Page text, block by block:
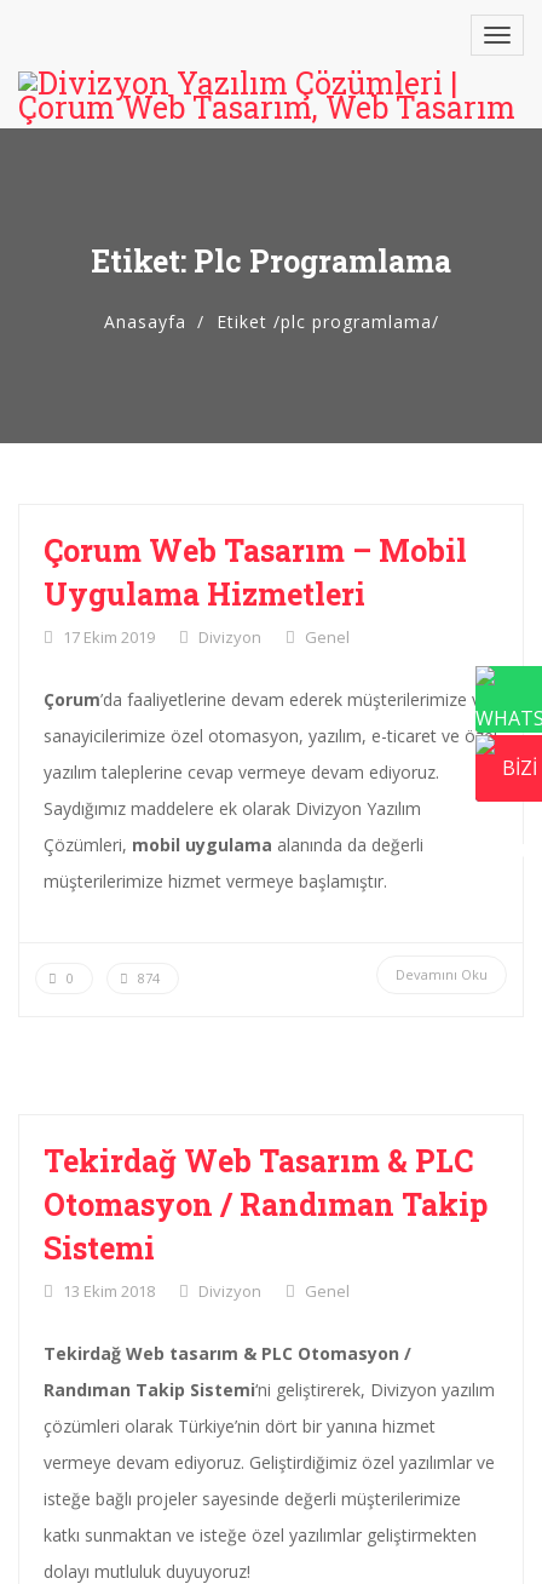
Etiket: Plc Programlama
Anasayfa Etiket /plc programlama/
Çorum Web Tasarım – Mobil
Uygulama Hizmetleri
17 Ekim 2019 Divizyon Genel
Çorum’da faaliyetlerine devam ederek müşterilerimize ve
sanayicilerimize özel otomasyon, yazılım, e-ticaret ve özel
yazılım taleplerine cevap vermeye devam ediyoruz.
Saydığımız maddelere ek olarak Divizyon Yazılım
Çözümleri, mobil uygulama alanında da değerli
müşterilerimize hizmet vermeye başlamıştır.
Devamını Oku
0 874
Tekirdağ Web Tasarım & PLC
Otomasyon / Randıman Takip
Sistemi
13 Ekim 2018 Divizyon Genel
Tekirdağ Web tasarım & PLC Otomasyon /
Randıman Takip Sistemi‘ni geliştirerek, Divizyon yazılım
çözümleri olarak Türkiye’nin dört bir yanına hizmet
vermeye devam ediyoruz. Geliştirdiğimiz özel yazılımlar ve
isteğe bağlı projeler sayesinde değerli müşterilerimize
katkı sunmaktan ve isteğe özel yazılımlar geliştirmekten
dolayı mutluluk duyuyoruz!